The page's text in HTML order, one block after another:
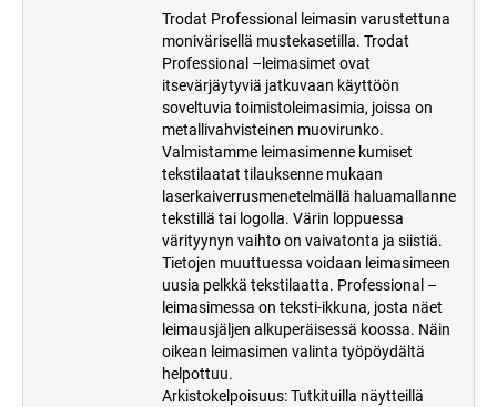
MUSTETYYNYT PERINTEISILLE
TRODAT PROFESSIONAL
MONIVÄRILEIMASIN
TAPAHTUMALEIMASIMET
TEOLLISUUDEN MERKINTÄLAITTEET
Trodat Professional leimasin varustettuna
monivärisellä mustekasetilla. Trodat
Professional –leimasimet ovat
itsevärjäytyviä jatkuvaan käyttöön
soveltuvia toimistoleimasimia, joissa on
metallivahvisteinen muovirunko.
Valmistamme leimasimenne kumiset
tekstilaatat tilauksenne mukaan
laserkaiverrusmenetelmällä haluamallanne
tekstillä tai logolla. Värin loppuessa
värityynyn vaihto on vaivatonta ja siistiä.
Tietojen muuttuessa voidaan leimasimeen
uusia pelkkä tekstilaatta. Professional –
leimasimessa on teksti-ikkuna, josta näet
leimausjäljen alkuperäisessä koossa. Näin
oikean leimasimen valinta työpöydältä
helpottuu.
Arkistokelpoisuus: Tutkituilla näytteillä